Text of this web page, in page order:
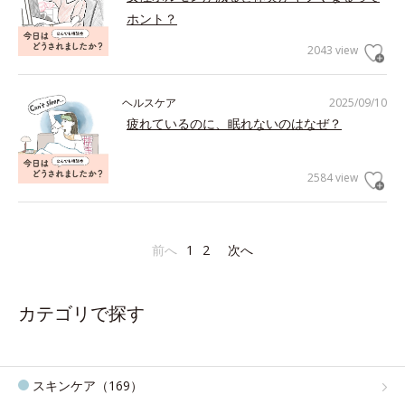
ホント？
2043 view
2025/09/10
ヘルスケア
疲れているのに、眠れないのはなぜ？
2584 view
前へ 1 2 次へ
カテゴリで探す
スキンケア（169）